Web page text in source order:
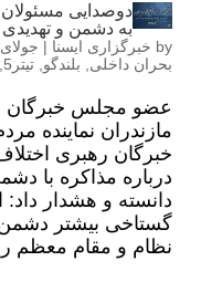
دوصدایی
به دشمن و
by خبرگزاری ایسنا | جولای 7, 2025 5:33 ب.ظ
بحران داخلی
بلندگو تیتر5
عضو مجلس خبرگان
مازندران نماینده
خبرگان رهبری
درباره مذاکره با
دانسته و هشدار
گستاخی بیشتر دشمن
نظام و مقام معظم